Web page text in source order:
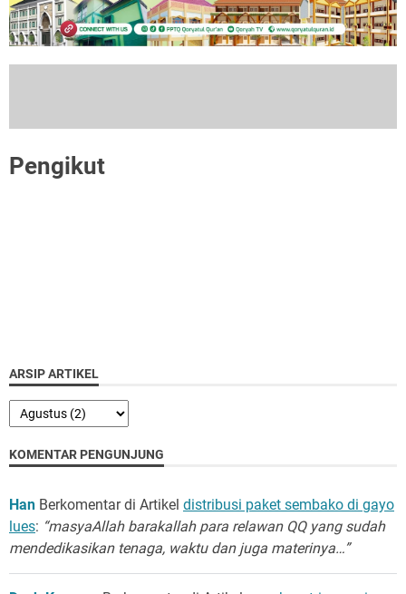
Pengikut
ARSIP ARTIKEL
KOMENTAR PENGUNJUNG
Han Berkomentar di Artikel distribusi paket sembako di gayo
lues: “masyaAllah barakallah para relawan QQ yang sudah
mendedikasikan tenaga, waktu dan juga materinya…”